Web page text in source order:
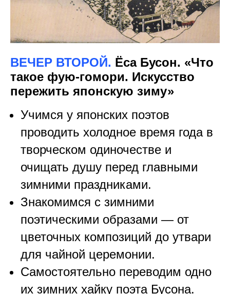
ВЕЧЕР ВТОРОЙ. Ёса Бусон. «Что
такое фую-гомори. Искусство
пережить японскую зиму»
Учимся у японских поэтов
проводить холодное время года в
творческом одиночестве и
очищать душу перед главными
зимними праздниками.
Знакомимся с зимними
поэтическими образами — от
цветочных композиций до утвари
для чайной церемонии.
Самостоятельно переводим одно
их зимних хайку поэта Бусона.